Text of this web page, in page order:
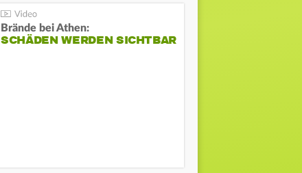
Brände bei Athen:
SCHÄDEN WERDEN SICHTBAR